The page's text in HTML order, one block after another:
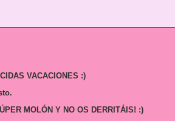
VACACIONES :)
MOLÓN Y NO OS DERRITÁIS! :)